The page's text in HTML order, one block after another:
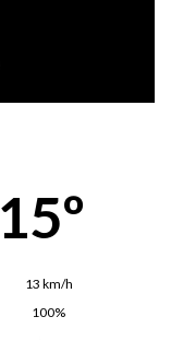
15º
13 km/h
100%